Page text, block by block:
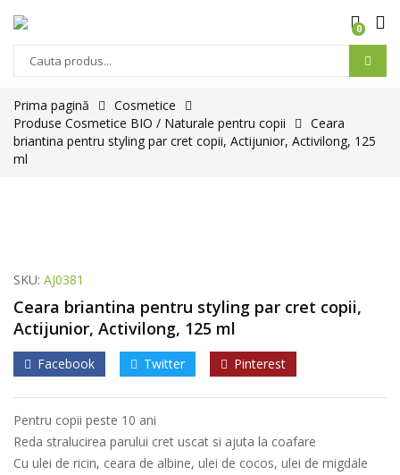
0
Prima pagină
Cosmetice
Produse Cosmetice BIO / Naturale pentru copii
Ceara
briantina pentru styling par cret copii, Actijunior, Activilong, 125
ml
SKU: AJ0381
Ceara briantina pentru styling par cret copii,
Actijunior, Activilong, 125 ml
Facebook Twitter Pinterest
Pentru copii peste 10 ani
Reda stralucirea parului cret uscat si ajuta la coafare
Cu ulei de ricin, ceara de albine, ulei de cocos, ulei de migdale